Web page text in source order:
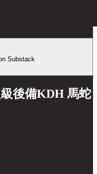
Substack
級後備KDH 馬蛇